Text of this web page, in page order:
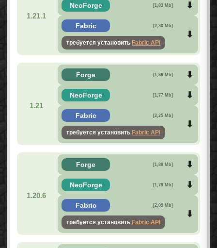
1.21.1
NeoForge [1,83 Mb]
Fabric [2,30 Mb]
требуется установить Fabric API
1.21
Forge [1,86 Mb]
NeoForge [1,77 Mb]
Fabric [2,25 Mb]
требуется установить Fabric API
1.20.6
Forge [1,88 Mb]
NeoForge [1,79 Mb]
Fabric [2,09 Mb]
требуется установить Fabric API